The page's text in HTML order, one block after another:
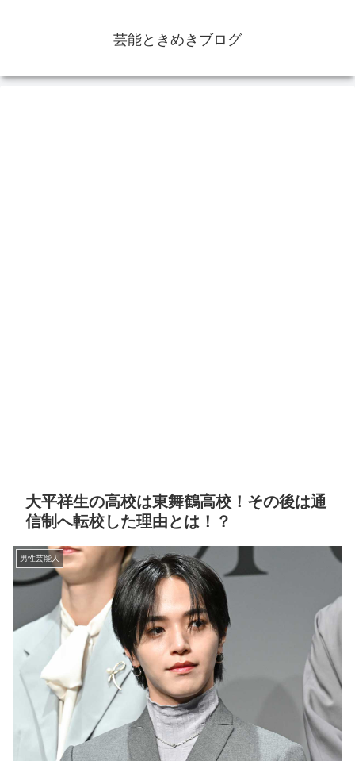
芸能ときめきブログ
大平祥生の高校は東舞鶴高校！その後は通
信制へ転校した理由とは！？
男性芸能人